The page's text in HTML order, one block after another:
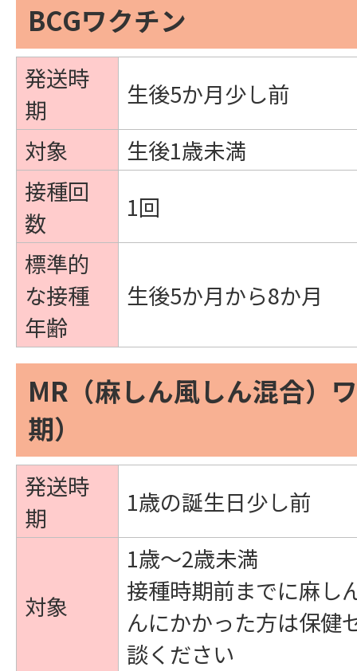
BCGワクチン
発送時
期
生後5か月少し前
対象
生後1歳未満
接種回
数
1回
標準的
な接種
年齢
生後5か月から8か月
MR（麻しん風しん混合）
期）
発送時
期
1歳の誕生日少し前
対象
1歳～2歳未満
接種時期前までに麻し
んにかかった方は保健
談ください